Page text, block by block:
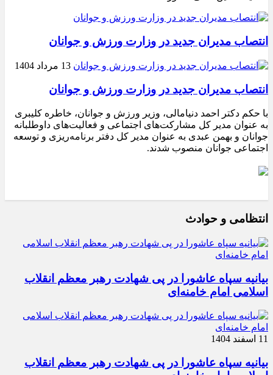
انتصاب مدیران جدید در وزارت ورزش و جوانان
13 مرداد 1404
انتصاب مدیران جدید در وزارت ورزش و جوانان
با حکم دکتر احمد دنیامالی، وزیر ورزش و جوانان، خاطره کلیبری
به عنوان مدیر کل مشارکت‌های اجتماعی و فعالیت‌های داوطلبانه
جوانان و بهمن عبدی به عنوان مدیر کل دفتر برنامه‌ریزی و توسعه
اجتماعی جوانان منصوب شدند.
انتظامی و حوادث
بیانیه سپاه عاشورا در پی شهادت رهبر معظم انقلاب
اسلامی امام خامنه‌ای
11 اسفند 1404
بیانیه سپاه عاشورا در پی شهادت رهبر معظم انقلاب